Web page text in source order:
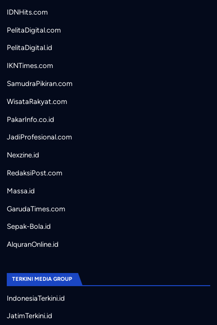
IDNHits.com
PelitaDigital.com
PelitaDigital.id
IKNTimes.com
SamudraPikiran.com
WisataRakyat.com
PakarInfo.co.id
JadiProfesional.com
Nexzine.id
RedaksiPost.com
Massa.id
GarudaTimes.com
Sepak-Bola.id
AlquranOnline.id
TERKINI MEDIA GROUP
IndonesiaTerkini.id
JatimTerkini.id